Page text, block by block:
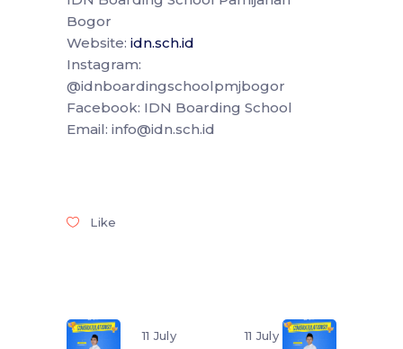
Bogor
Website: idn.sch.id
Instagram:
@idnboardingschoolpmjbogor
Facebook: IDN Boarding School
Email: info@idn.sch.id
Like
11 July
11 July